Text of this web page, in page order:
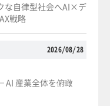
な自律型社会へAI×デ
戦略
2026/08/28
AI 産業全体を俯瞰